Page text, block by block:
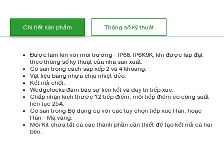
Chi tiết sản phẩm Thông số kỹ thuật
Được làm kín với môi trường - IP68, IP6K9K, khi được lắp đặt
theo thông số kỹ thuật của nhà sản xuất.
Có sẵn trong cách sắp xếp 2 và 4 khoang.
Vật liệu bằng nhựa chịu nhiệt dẻo.
Kết nối chốt.
Wedgelocks đảm bảo sự liên kết và duy trì tiếp xúc.
Chấp nhận kích thước 12 tiếp điểm, mỗi tiếp điểm có công suất
liên tục 25A.
Có sẵn trong Bộ dụng cụ với các tùy chọn tiếp xúc Rắn, hoặc
Rắn - Mạ vàng.
Mỗi Kit chứa tất cả các thành phần cần thiết để tạo kết nối cả hai
bên.